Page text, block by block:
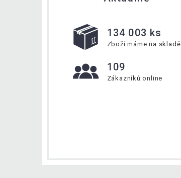
134 003 ks
Zboží máme na skladě
109
Zákazníků online